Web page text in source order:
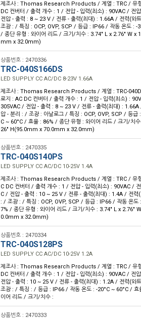
제조사 : Thomas Research Products / 계열 : TRC / 유
DC 컨버터 / 출력 개수 : 1 / 전압 - 입력(최소) : 90VAC / 전
전압 - 출력 : 8 ~ 23 V / 전류 - 출력(최대) : 1.66A / 전력(와
조광 : / 특징 : OCP, OVP, SCP / 등급 : IP66 / 작동 온도 : -
/ 종단 유형 : 와이어 리드 / 크기/치수 : 3.74" L x 2.76" W x
mm x 32.0mm)
상품번호 : 2470336
TRC-040S166DS
LED SUPPLY CC AC/DC 8-23V 1.66A
제조사 : Thomas Research Products / 계열 : TRC-
로지 : AC DC 컨버터 / 출력 개수 : 1 / 전압 - 입력(최소) :
305VAC / 전압 - 출력 : 8 ~ 23 V / 전류 - 출력(최대) :
압 - 분리 : / 조광 : 아날로그 / 특징 : OCP, OVP, SCP / 등
C ~ 60°C / 효율 : 86% / 종단 유형 : 와이어 리드 / 크기/치
26" H(95.0mm x 70.0mm x 32.0mm)
상품번호 : 2470335
TRC-040S140PS
LED SUPPLY CC AC/DC 10-25V 1.4A
제조사 : Thomas Research Products / 계열 : TRC / 유
C DC 컨버터 / 출력 개수 : 1 / 전압 - 입력(최소) : 90VAC /
C / 전압 - 출력 : 10 ~ 25 V / 전류 - 출력(최대) : 1.4A / 전력
: / 조광 : / 특징 : OCP, OVP, SCP / 등급 : IP66 / 작동 온도
7% / 종단 유형 : 와이어 리드 / 크기/치수 : 3.74" L x 2.76"
0.0mm x 32.0mm)
상품번호 : 2470334
TRC-040S128PS
LED SUPPLY CC AC/DC 10-25V 1.2A
제조사 : Thomas Research Products / 계열 : TRC / 유
DC 컨버터 / 출력 개수 : 1 / 전압 - 입력(최소) : 90VAC / 전
전압 - 출력 : 10 ~ 25 V / 전류 - 출력(최대) : 1.2A / 전력(와
조광 : / 특징 : / 등급 : IP66 / 작동 온도 : -20°C ~ 60°C / 효
이어 리드 / 크기/치수 :
상품번호 : 2470333